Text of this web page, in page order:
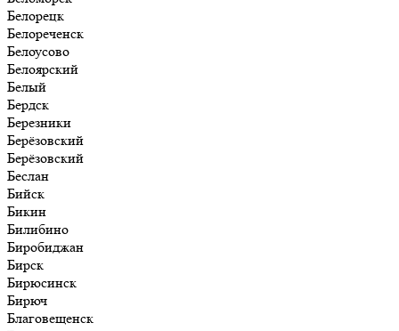
Белорецк
Белореченск
Белоусово
Белоярский
Белый
Бердск
Березники
Берёзовский
Берёзовский
Беслан
Бийск
Бикин
Билибино
Биробиджан
Бирск
Бирюсинск
Бирюч
Благовещенск